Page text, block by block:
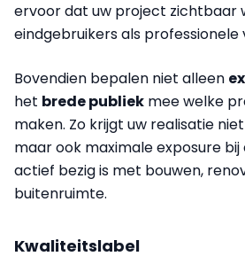
ervoor dat uw project zichtbaar
eindgebruikers als professionele
Bovendien bepalen niet alleen
het brede publiek mee welke
maken. Zo krijgt uw realisatie
maar ook maximale exposure
actief bezig is met bouwen,
buitenruimte.
Kwaliteitslabel